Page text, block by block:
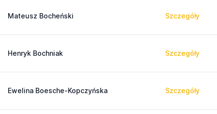
Mateusz Bocheński Szczegóły
Henryk Bochniak Szczegóły
Ewelina Boesche-Kopczyńska Szczegóły